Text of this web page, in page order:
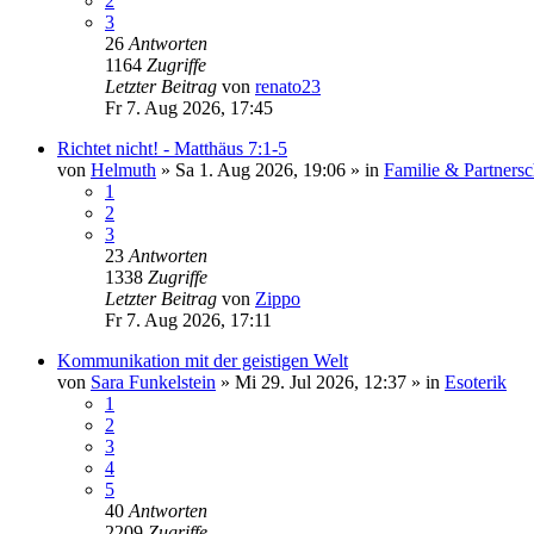
3
26 Antworten
1164 Zugriffe
Letzter Beitrag von renato23
Fr 7. Aug 2026, 17:45
Richtet nicht! - Matthäus 7:1-5
von Helmuth » Sa 1. Aug 2026, 19:06 » in Familie &
1
2
3
23 Antworten
1338 Zugriffe
Letzter Beitrag von Zippo
Fr 7. Aug 2026, 17:11
Kommunikation mit der geistigen Welt
von Sara Funkelstein » Mi 29. Jul 2026, 12:37 » in Esoterik
1
2
3
4
5
40 Antworten